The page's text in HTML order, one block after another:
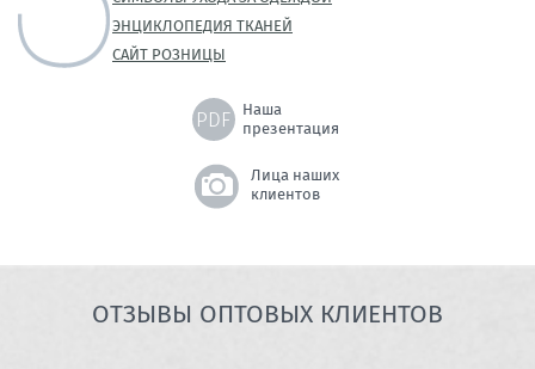
ЭНЦИКЛОПЕДИЯ ТКАНЕЙ
САЙТ РОЗНИЦЫ
Наша
презентация
Лица наших
клиентов
ОТЗЫВЫ ОПТОВЫХ КЛИЕНТОВ